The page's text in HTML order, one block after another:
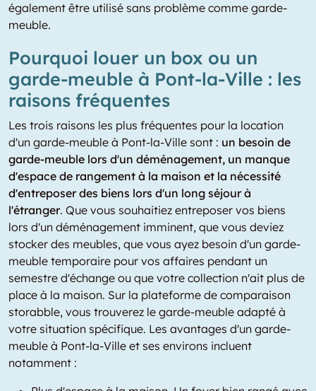
également être utilisé sans problème comme garde-
meuble.
Pourquoi louer un box ou un
garde-meuble à Pont-la-Ville : les
raisons fréquentes
Les trois raisons les plus fréquentes pour la location
d'un garde-meuble à Pont-la-Ville sont : un besoin de
garde-meuble lors d'un déménagement, un manque
d'espace de rangement à la maison et la nécessité
d'entreposer des biens lors d'un long séjour à
l'étranger. Que vous souhaitiez entreposer vos biens
lors d'un déménagement imminent, que vous deviez
stocker des meubles, que vous ayez besoin d'un garde-
meuble temporaire pour vos affaires pendant un
semestre d'échange ou que votre collection n'ait plus de
place à la maison. Sur la plateforme de comparaison
storabble, vous trouverez le garde-meuble adapté à
votre situation spécifique. Les avantages d'un garde-
meuble à Pont-la-Ville et ses environs incluent
notamment :